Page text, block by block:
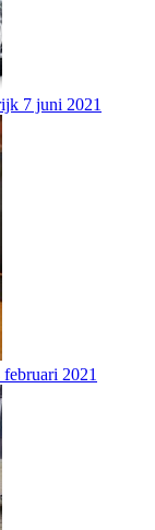
7 juni 2021
februari 2021